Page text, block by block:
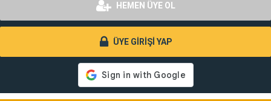
HEMEN ÜYE OL
ÜYE GİRİŞİ YAP